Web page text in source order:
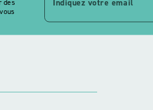
des
Indiquez votre email